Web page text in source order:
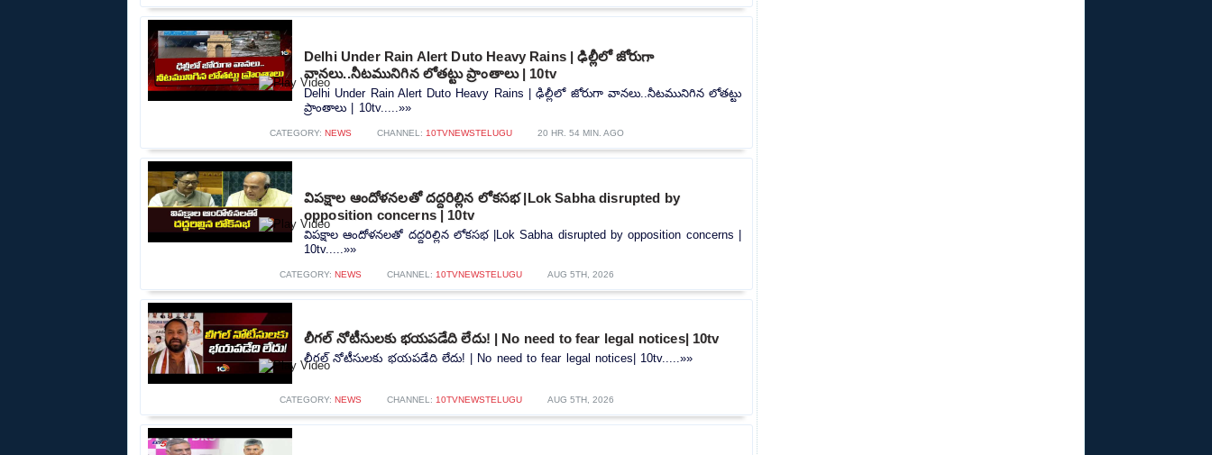
Delhi Under Rain Alert Duto Heavy Rains | ఢిల్లీలో జోరుగా
వానలు..నీటమునిగిన లోతట్టు ప్రాంతాలు | 10tv
Delhi Under Rain Alert Duto Heavy Rains | ఢిల్లీలో జోరుగా వానలు..నీటమునిగిన లోతట్టు
ప్రాంతాలు | 10tv.....»»
CATEGORY: NEWS CHANNEL: 10TVNEWSTELUGU 20 HR. 54 MIN. AGO
విపక్షాల ఆందోళనలతో దద్దరిల్లిన లోకసభ |Lok Sabha disrupted by
opposition concerns | 10tv
విపక్షాల ఆందోళనలతో దద్దరిల్లిన లోకసభ |Lok Sabha disrupted by opposition concerns |
10tv.....»»
CATEGORY: NEWS CHANNEL: 10TVNEWSTELUGU AUG 5TH, 2026
లీగల్ నోటీసులకు భయపడేది లేదు! | No need to fear legal notices| 10tv
లీగల్ నోటీసులకు భయపడేది లేదు! | No need to fear legal notices| 10tv.....»»
CATEGORY: NEWS CHANNEL: 10TVNEWSTELUGU AUG 5TH, 2026